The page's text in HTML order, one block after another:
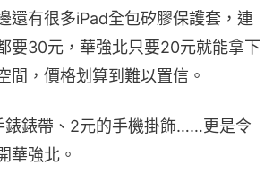
還有很多iPad全包矽膠保護套，連
要30元，華強北只要20元就能拿下
間，價格划算到難以置信。
錶錶帶、2元的手機掛飾……更是令
華強北。